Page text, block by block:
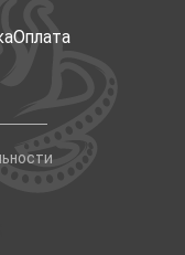
Оплата